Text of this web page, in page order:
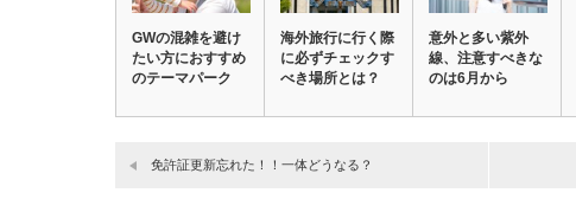
GWの混雑を避け
たい方におすすめ
のテーマパーク
海外旅行に行く際
に必ずチェックす
べき場所とは？
意外と多い紫外
線、注意すべきな
のは6月から
免許証更新忘れた！！一体どうなる？